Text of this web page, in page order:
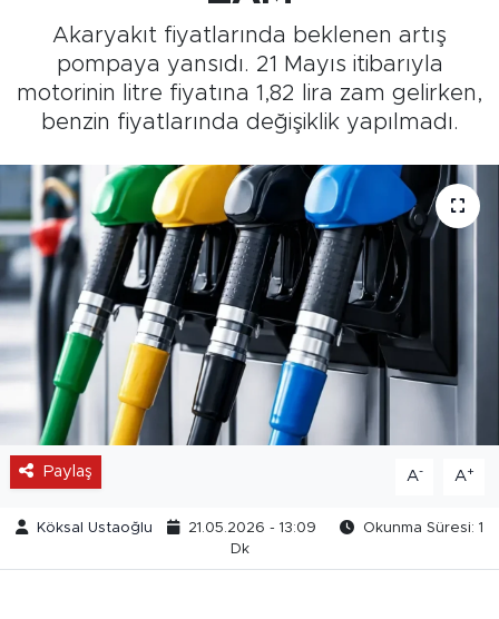
Akaryakıt fiyatlarında beklenen artış
pompaya yansıdı. 21 Mayıs itibarıyla
motorinin litre fiyatına 1,82 lira zam gelirken,
benzin fiyatlarında değişiklik yapılmadı.
Paylaş A- A+
Köksal Ustaoğlu 21.05.2026 - 13:09
Okunma Süresi: 1
Dk
Medya
Sağlık
Teknoloji
GURBETTEN SILAYA
Foto Galeri
Köşe Yazarları
Manşet
Ulusal Son Dakika Haberleri